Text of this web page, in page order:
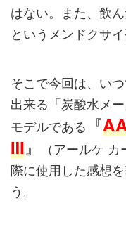
はない。また、飲
というメンドクサ
そこで今回は、い
出来る「炭酸水メ
モデルである
『
Ⅲ 』
（アールケ
際に使用した感想
う。